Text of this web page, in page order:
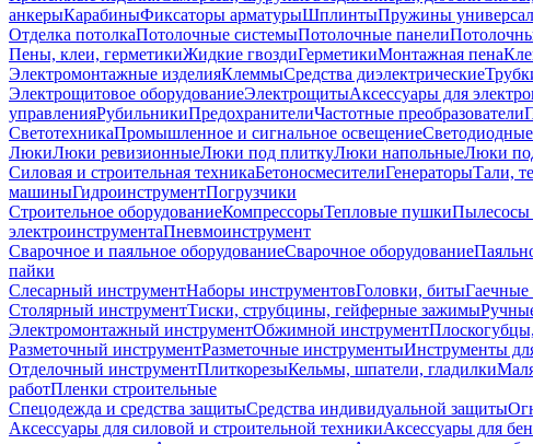
анкерыКарабиныФиксаторы арматурыШплинтыПружины
Отделка потолкаПотолочные системыПотолочные панели
Пены, клеи, герметикиЖидкие гвоздиГерметикиМонтажная пена
Электромонтажные изделияКлеммыСредства диэлектрические
Электрощитовое оборудованиеЭлектрощитыАксессуары для
управленияРубильникиПредохранителиЧастотные преобразователи
СветотехникаПромышленное и сигнальное освещение
ЛюкиЛюки ревизионныеЛюки под плиткуЛюки напольныеЛюки
Силовая и строительная техникаБетоносмесителиГенераторыТали,
машиныГидроинструментПогрузчики
Строительное оборудованиеКомпрессорыТепловые пушкиПылесосы
электроинструментаПневмоинструмент
Сварочное и паяльное оборудованиеСварочное оборудование
пайки
Слесарный инструментНаборы инструментовГоловки, биты
Столярный инструментТиски, струбцины, гейферные зажимы
Электромонтажный инструментОбжимной инструмент
Разметочный инструментРазметочные инструментыИнструменты
Отделочный инструментПлиткорезыКельмы, шпатели, гладилки
работПленки строительные
Спецодежда и средства защитыСредства индивидуальной защиты
Аксессуары для силовой и строительной техникиАксессуары для